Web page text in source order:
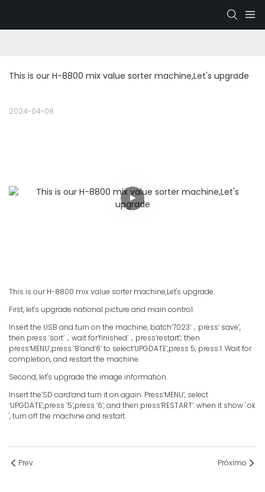
This is our H-8800 mix value sorter machine,Let's upgrade
2024-04-08
This is our H-8800 mix value sorter machine,Let's upgrade.
First, let's upgrade national picture and main control.
Insert the USB and turn on the machine, batch‘7023’，press‘ save’,
then press ‘sort’，wait for‘finished’，press‘restart’; then
press‘MENU’,press ‘8’and‘6’ to select‘UPGDATE’,press 5, press 1. Wait for
completion, and restart the machine.
Second, let's upgrade the image information.
Insert the‘SD card’and turn it on again. Press‘MENU’, select
‘UPGDATE’,press ‘5’,press ‘6’, and then press‘RESTART’. when it show ' ok
', turn off the machine and restart.
Prev. Próximo